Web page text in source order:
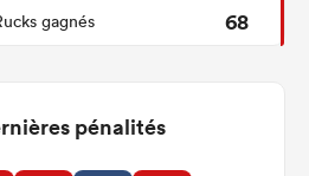
gagnés 68
pénalités